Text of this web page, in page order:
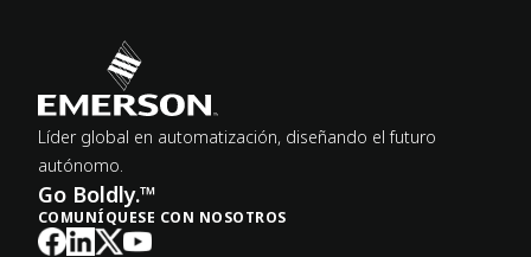
Líder global en automatización, diseñando el futuro
autónomo.
Go Boldly.™
COMUNÍQUESE CON NOSOTROS